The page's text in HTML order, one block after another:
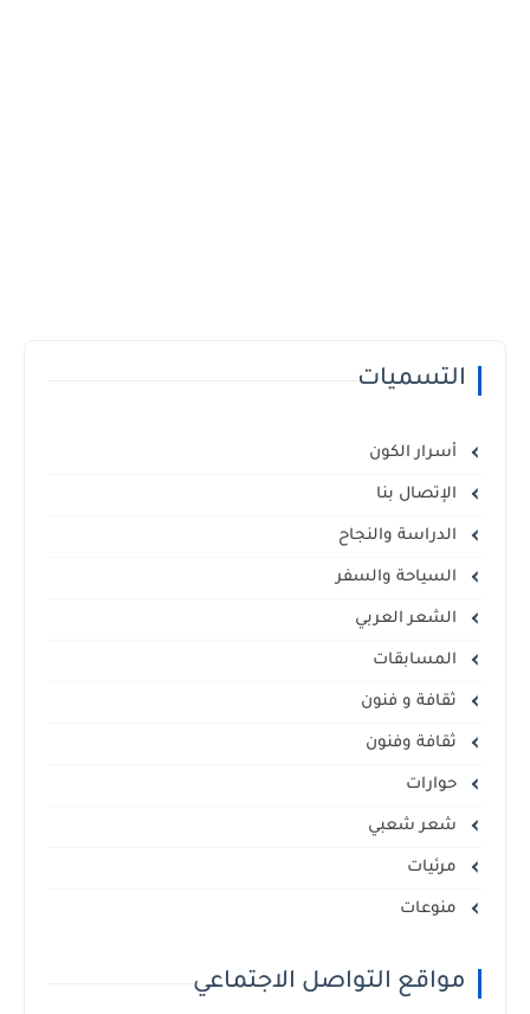
التسميات
أسرار الكون
الإتصال بنا
الدراسة والنجاح
السياحة والسفر
الشعر العربي
المسابقات
ثقافة و فنون
ثقافة وفنون
حوارات
شعر شعبي
مرئيات
منوعات
مواقع التواصل الاجتماعي